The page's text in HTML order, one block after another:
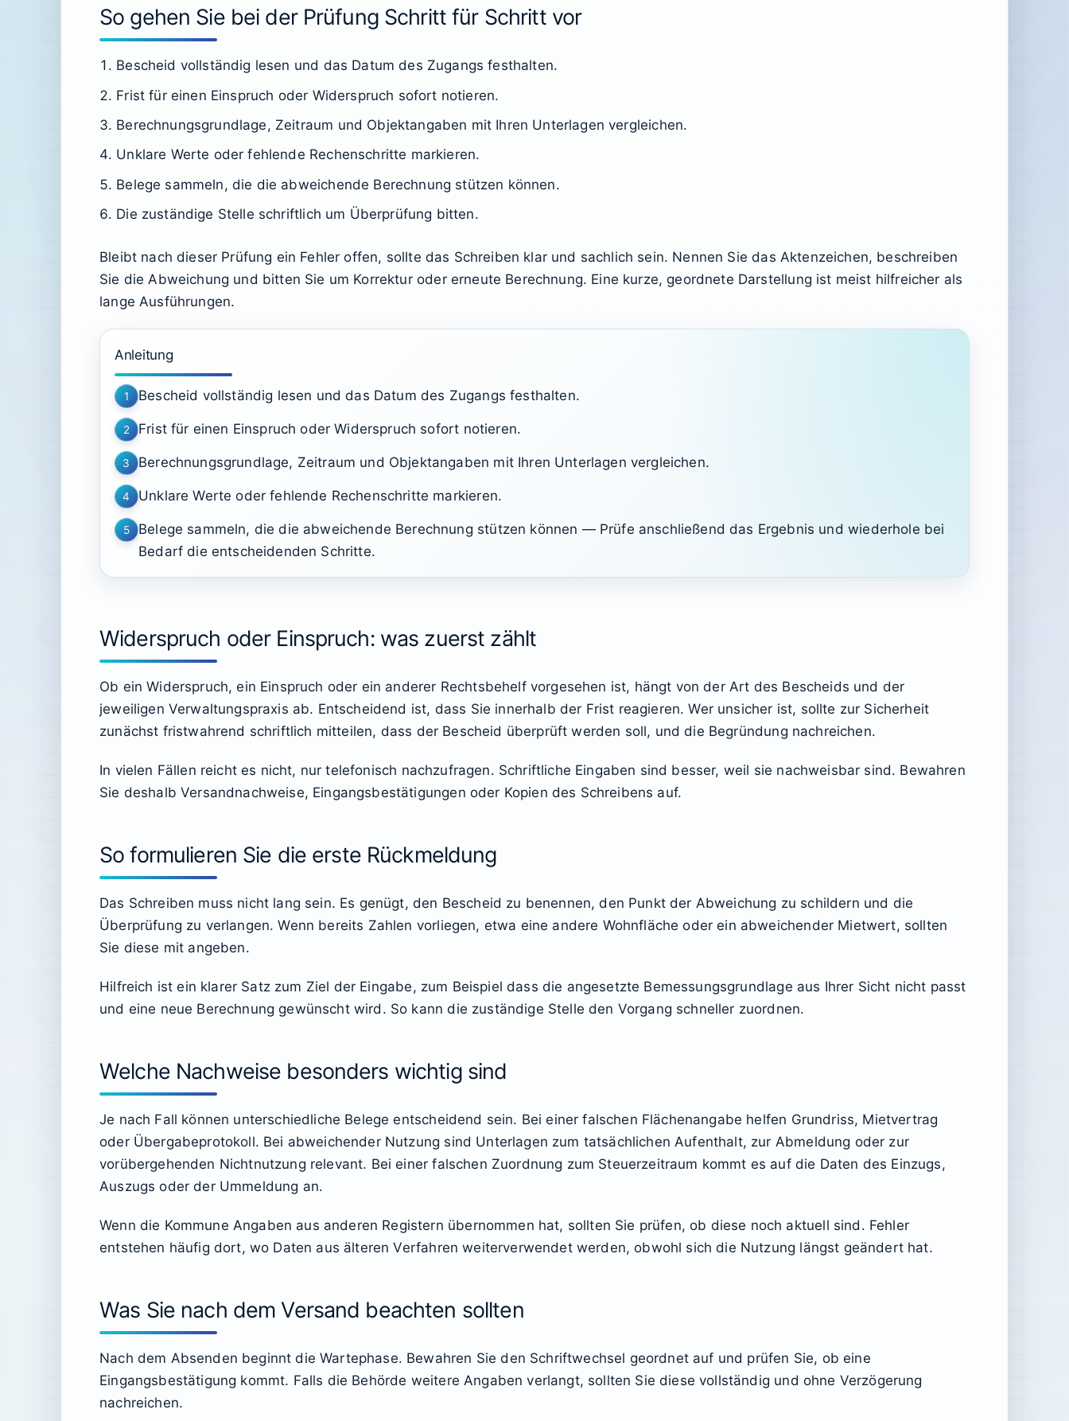
So gehen Sie bei der Prüfung Schritt für Schritt vor
Bescheid vollständig lesen und das Datum des Zugangs festhalten.
Frist für einen Einspruch oder Widerspruch sofort notieren.
Berechnungsgrundlage, Zeitraum und Objektangaben mit Ihren Unterlagen vergleichen.
Unklare Werte oder fehlende Rechenschritte markieren.
Belege sammeln, die die abweichende Berechnung stützen können.
Die zuständige Stelle schriftlich um Überprüfung bitten.
Bleibt nach dieser Prüfung ein Fehler offen, sollte das Schreiben klar und sachlich sein. Nennen Sie das Aktenzeichen, beschreiben
Sie die Abweichung und bitten Sie um Korrektur oder erneute Berechnung. Eine kurze, geordnete Darstellung ist meist hilfreicher als
lange Ausführungen.
Anleitung
1 Bescheid vollständig lesen und das Datum des Zugangs festhalten.
2 Frist für einen Einspruch oder Widerspruch sofort notieren.
3 Berechnungsgrundlage, Zeitraum und Objektangaben mit Ihren Unterlagen vergleichen.
4 Unklare Werte oder fehlende Rechenschritte markieren.
5
Belege sammeln, die die abweichende Berechnung stützen können — Prüfe anschließend das Ergebnis und wiederhole bei
Bedarf die entscheidenden Schritte.
Widerspruch oder Einspruch: was zuerst zählt
Ob ein Widerspruch, ein Einspruch oder ein anderer Rechtsbehelf vorgesehen ist, hängt von der Art des Bescheids und der
jeweiligen Verwaltungspraxis ab. Entscheidend ist, dass Sie innerhalb der Frist reagieren. Wer unsicher ist, sollte zur Sicherheit
zunächst fristwahrend schriftlich mitteilen, dass der Bescheid überprüft werden soll, und die Begründung nachreichen.
In vielen Fällen reicht es nicht, nur telefonisch nachzufragen. Schriftliche Eingaben sind besser, weil sie nachweisbar sind. Bewahren
Sie deshalb Versandnachweise, Eingangsbestätigungen oder Kopien des Schreibens auf.
So formulieren Sie die erste Rückmeldung
Das Schreiben muss nicht lang sein. Es genügt, den Bescheid zu benennen, den Punkt der Abweichung zu schildern und die
Überprüfung zu verlangen. Wenn bereits Zahlen vorliegen, etwa eine andere Wohnfläche oder ein abweichender Mietwert, sollten
Sie diese mit angeben.
Hilfreich ist ein klarer Satz zum Ziel der Eingabe, zum Beispiel dass die angesetzte Bemessungsgrundlage aus Ihrer Sicht nicht passt
und eine neue Berechnung gewünscht wird. So kann die zuständige Stelle den Vorgang schneller zuordnen.
Welche Nachweise besonders wichtig sind
Je nach Fall können unterschiedliche Belege entscheidend sein. Bei einer falschen Flächenangabe helfen Grundriss, Mietvertrag
oder Übergabeprotokoll. Bei abweichender Nutzung sind Unterlagen zum tatsächlichen Aufenthalt, zur Abmeldung oder zur
vorübergehenden Nichtnutzung relevant. Bei einer falschen Zuordnung zum Steuerzeitraum kommt es auf die Daten des Einzugs,
Auszugs oder der Ummeldung an.
Wenn die Kommune Angaben aus anderen Registern übernommen hat, sollten Sie prüfen, ob diese noch aktuell sind. Fehler
entstehen häufig dort, wo Daten aus älteren Verfahren weiterverwendet werden, obwohl sich die Nutzung längst geändert hat.
Was Sie nach dem Versand beachten sollten
Nach dem Absenden beginnt die Wartephase. Bewahren Sie den Schriftwechsel geordnet auf und prüfen Sie, ob eine
Eingangsbestätigung kommt. Falls die Behörde weitere Angaben verlangt, sollten Sie diese vollständig und ohne Verzögerung
nachreichen.